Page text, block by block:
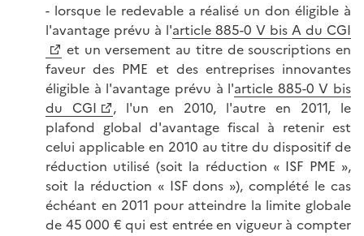
- lorsque le redevable a réalisé un don éligible à
l'avantage prévu à l'article 885-0 V bis A du CGI
et un versement au titre de souscriptions en
faveur des PME et des entreprises innovantes
éligible à l'avantage prévu à l'article 885-0 V bis
du CGI
, l'un en 2010, l'autre en 2011, le
plafond global d'avantage fiscal à retenir est
celui applicable en 2010 au titre du dispositif de
réduction utilisé (soit la réduction « ISF PME »,
soit la réduction « ISF dons »), complété le cas
échéant en 2011 pour atteindre la limite globale
de 45 000 € qui est entrée en vigueur à compter